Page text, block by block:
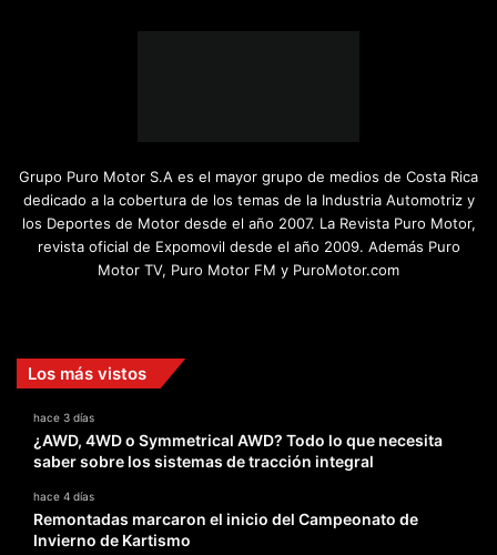
Grupo Puro Motor S.A es el mayor grupo de medios de Costa Rica
dedicado a la cobertura de los temas de la Industria Automotriz y
los Deportes de Motor desde el año 2007. La Revista Puro Motor,
revista oficial de Expomovil desde el año 2009. Además Puro
Motor TV, Puro Motor FM y PuroMotor.com
Los más vistos
hace 3 días
¿AWD, 4WD o Symmetrical AWD? Todo lo que necesita
saber sobre los sistemas de tracción integral
hace 4 días
Remontadas marcaron el inicio del Campeonato de
Invierno de Kartismo